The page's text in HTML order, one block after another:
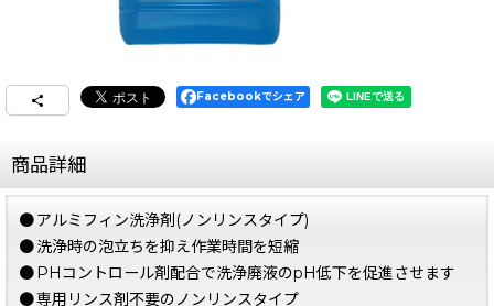
Facebookでシェア
商品詳細
●アルミフィン洗浄剤(ノンリンスタイプ)
●洗浄時の泡立ちを抑え作業時間を短縮
● PHコントロール剤配合で洗浄廃液のpH低下を促進させます
●専用リンス剤不要のノンリンスタイプ